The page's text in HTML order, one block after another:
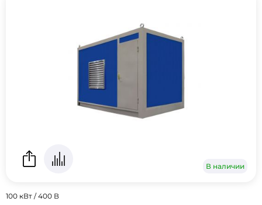
В наличии
100 кВт / 400 В